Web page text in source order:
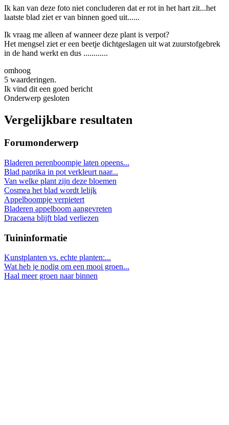
Ik kan van deze foto niet concluderen dat er rot in het hart zit...het
laatste blad ziet er van binnen goed uit......
Ik vraag me alleen af wanneer deze plant is verpot?
Het mengsel ziet er een beetje dichtgeslagen uit wat zuurstofgebrek
in de hand werkt en dus ............
omhoog
5 waarderingen.
Ik vind dit een goed bericht
Onderwerp gesloten
Vergelijkbare resultaten
Forumonderwerp
Bladeren perenboompje laten opeens...
Blad paprika in pot verkleurt naar...
Van welke plant zijn deze bloemen
Cosmea het blad wordt lelijk
Appelboompje verpietert
Bladeren appelboom aangevreten
Dracaena blijft blad verliezen
Tuininformatie
Kunstplanten vs. echte planten:...
Wat heb je nodig om een mooi groen...
Haal meer groen naar binnen